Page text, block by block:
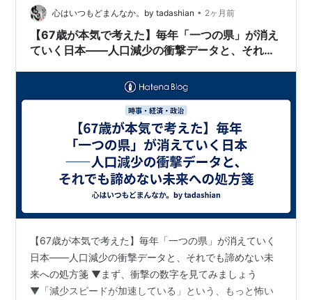
ねー！わざわざ買わなくて良いので本当に助かります。
兄は、サピ用リュックにほぼ未着手の基礎ト…
心はいつもどまんなか。by tadashian • 2ヶ月前
【67歳が本気で考えた】毎年「一つの県」が消え
ていく日本——人口減少の衝撃データと、それで
【67歳が本気で考えた】毎年「一つの県」が消えていく
日本——人口減少の衝撃データと、それでも諦めない未
来への処方箋 ▼まず、衝撃の数字を見てみましょう
▼「減少スピードが加速している」という、もっと怖い